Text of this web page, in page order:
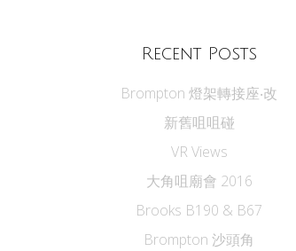
Recent Posts
Brompton 燈架轉接座‧改
新舊咀咀碰
VR Views
大角咀廟會 2016
Brooks B190 & B67
Brompton 沙頭角